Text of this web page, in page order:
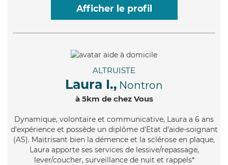
Afficher le profil
ALTRUISTE
Laura I., Nontron
à 5km de chez Vous
Dynamique, volontaire et communicative, Laura a 6 ans
d'expérience et possède un diplôme d'Etat d'aide-soignant
(AS). Maitrisant bien la démence et la sclérose en plaque,
Laura apporte ses services de lessive/repassage,
lever/coucher, surveillance de nuit et rappels*